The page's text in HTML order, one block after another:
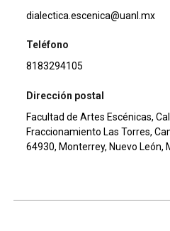
dialectica.escenica@uanl.mx
Teléfono
8183294105
Dirección postal
Facultad de Artes Escénicas,
Fraccionamiento Las Torres,
64930, Monterrey, Nuevo León,